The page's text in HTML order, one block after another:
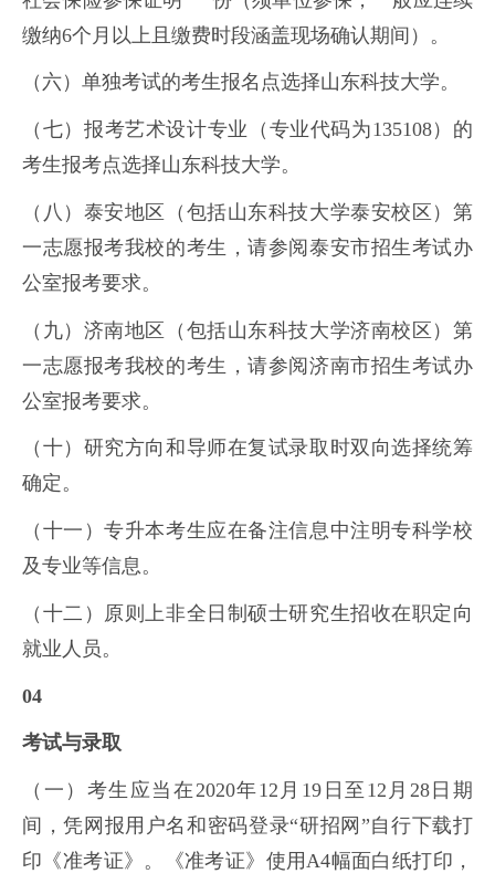
缴纳6个月以上且缴费时段涵盖现场确认期间）。
（六）单独考试的考生报名点选择山东科技大学。
（七）报考艺术设计专业（专业代码为135108）的
考生报考点选择山东科技大学。
（八）泰安地区（包括山东科技大学泰安校区）第
一志愿报考我校的考生，请参阅泰安市招生考试办
公室报考要求。
（九）济南地区（包括山东科技大学济南校区）第
一志愿报考我校的考生，请参阅济南市招生考试办
公室报考要求。
（十）研究方向和导师在复试录取时双向选择统筹
确定。
（十一）专升本考生应在备注信息中注明专科学校
及专业等信息。
（十二）原则上非全日制硕士研究生招收在职定向
就业人员。
04
考试与录取
（一）考生应当在2020年12月19日至12月28日期
间，凭网报用户名和密码登录“研招网”自行下载打
印《准考证》。《准考证》使用A4幅面白纸打印，